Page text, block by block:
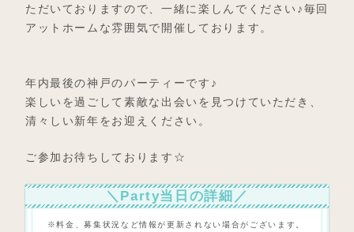
ただいておりますので、一緒に楽しんでください♪毎回
アットホームな雰囲気で開催しております。
年内最後の神戸のパーティーです♪
楽しいを過ごして素敵な出会いを見つけていただき、
清々しい新年をお迎えください。
ご参加お待ちしております☆
＼Party当日の詳細／
※料金、募集状況など情報が更新されない場合がございます。